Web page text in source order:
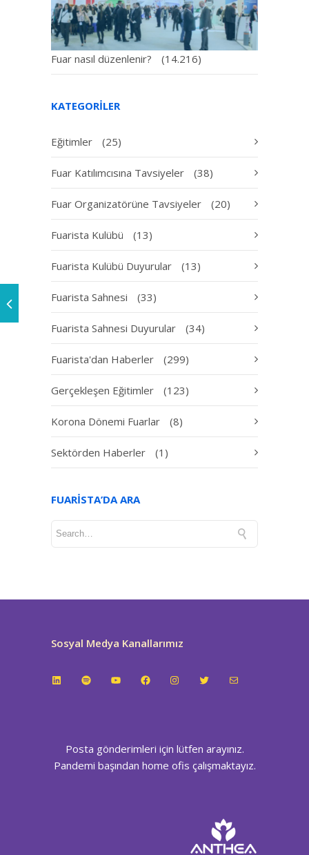
Fuar nasıl düzenlenir? (14.216)
KATEGORILER
Eğitimler (25)
Fuar Katılımcısına Tavsiyeler (38)
Fuar Organizatörüne Tavsiyeler (20)
Fuarista Kulübü (13)
Fuarista Kulübü Duyurular (13)
Fuarista Sahnesi (33)
Fuarista Sahnesi Duyurular (34)
Fuarista'dan Haberler (299)
Gerçekleşen Eğitimler (123)
Korona Dönemi Fuarlar (8)
Sektörden Haberler (1)
FUARISTA’DA ARA
Sosyal Medya Kanallarımız
LinkedInSpotifyYouTubeFacebookInstagramTwitterE-posta
Posta gönderimleri için lütfen arayınız.
Pandemi başından home ofis çalışmaktayız.